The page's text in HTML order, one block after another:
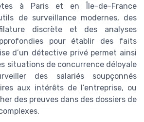
à Paris et en Île-de-France
de surveillance modernes, des
discrète et des analyses
pour établir des faits
d’un détective privé permet ainsi
situations de concurrence déloyale
des salariés soupçonnés
aux intérêts de l’entreprise, ou
des preuves dans des dossiers de